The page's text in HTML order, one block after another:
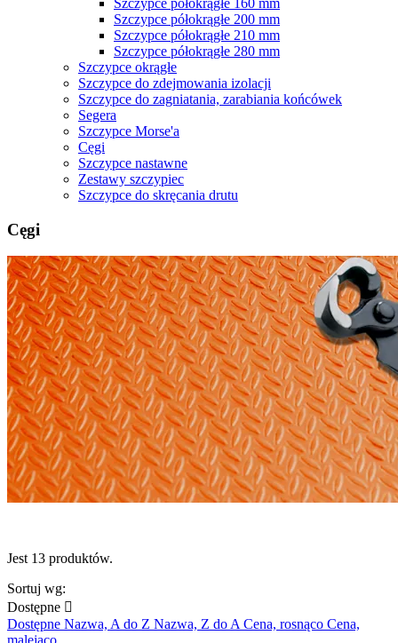
Szczypce półokrągłe 160 mm
Szczypce półokrągłe 200 mm
Szczypce półokrągłe 210 mm
Szczypce półokrągłe 280 mm
Szczypce okrągłe
Szczypce do zdejmowania izolacji
Szczypce do zagniatania, zarabiania końcówek
Segera
Szczypce Morse'a
Cęgi
Szczypce nastawne
Zestawy szczypiec
Szczypce do skręcania drutu
Cęgi
Jest 13 produktów.
Sortuj wg:
Dostępne 
Dostępne Nazwa, A do Z Nazwa, Z do ACena, rosnąco Cena,